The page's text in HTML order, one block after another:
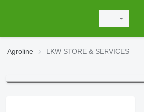
Agroline LKW STORE & SERVICES